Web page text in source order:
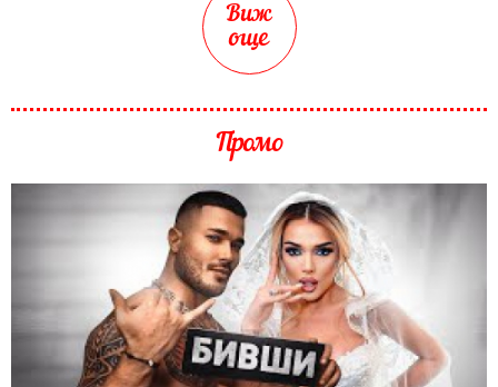
Виж
още
Промо